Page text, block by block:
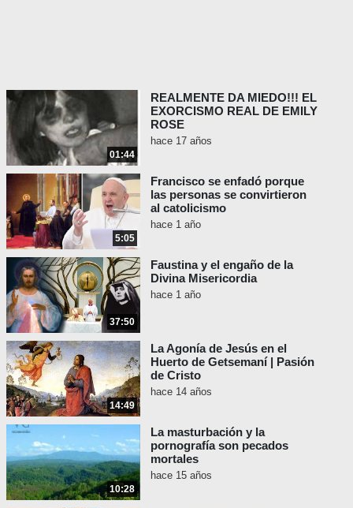
01:44
REALMENTE DA MIEDO!!! EL
EXORCISMO REAL DE EMILY
ROSE
hace 17 años
5:05
Francisco se enfadó porque
las personas se convirtieron
al catolicismo
hace 1 año
37:50
Faustina y el engaño de la
Divina Misericordia
hace 1 año
14:49
La Agonía de Jesús en el
Huerto de Getsemaní | Pasión
de Cristo
hace 14 años
10:28
La masturbación y la
pornografía son pecados
mortales
hace 15 años